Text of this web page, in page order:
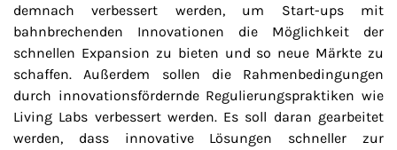
demnach verbessert werden, um Start-ups mit
bahnbrechenden Innovationen die Möglichkeit der
schnellen Expansion zu bieten und so neue Märkte zu
schaffen. Außerdem sollen die Rahmenbedingungen
durch innovationsfördernde Regulierungspraktiken wie
Living Labs verbessert werden. Es soll daran gearbeitet
werden, dass innovative Lösungen schneller zur